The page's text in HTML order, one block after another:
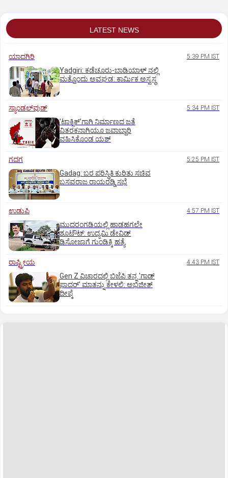
LATEST NEWS
ಯಾದಗಿರಿ 5:39 PM IST
Yadgiri: ಕಡೆಚೂರು-ಬಾಡಿಯಾಳ್ ನಲ್ಲಿ
ಮತ್ತೊಂದು ಅವಘಡ: ಕಾರ್ಮಿಕ ಅಸ್ವಸ್ಥ
ಸ್ಯಾಂಡಲ್‌ವುಡ್‌ 5:34 PM IST
ʼಟಾಕ್ಸಿಕ್‌ʼಗಾಗಿ ನಿರ್ಮಾಣದ ಜತೆ
ವಿತರಕನಾಗಿಯೂ ಜವಾಬ್ದಾರಿ
ವಹಿಸಿಕೊಂಡ ಯಶ್
ಗದಗ 5:25 PM IST
Gadag: ಬರ ಪರಿಸ್ಥಿತಿ ಕುರಿತು ಸಚಿವ
ಬಸವರಾಜ ರಾಯರಡ್ಡಿ ಸಭೆ
ಉಡುಪಿ 4:57 PM IST
ಮುದರಂಗಡಿಯಲ್ಲಿ ಹಾಡಹಗಲೇ
ಶೂಟೌಟ್:‌ ಉದ್ಯಮಿ ಡೇವಿಡ್‌
ಡಿಸೋಜಾಗೆ ಗುಂಡಿಕ್ಕಿ ಹತ್ಯೆ
ರಾಷ್ಟ್ರೀಯ 4:43 PM IST
Gen Z ವಿಚಾರದಲ್ಲಿ ಬಿಜೆಪಿ ತನ್ನ 'ಗಾಡ್
ಫಾದರ್' ಮಾತನ್ನು ಕೇಳಲಿ: ಅಭಿಜೀತ್
ದೀಪ್ಕೆ